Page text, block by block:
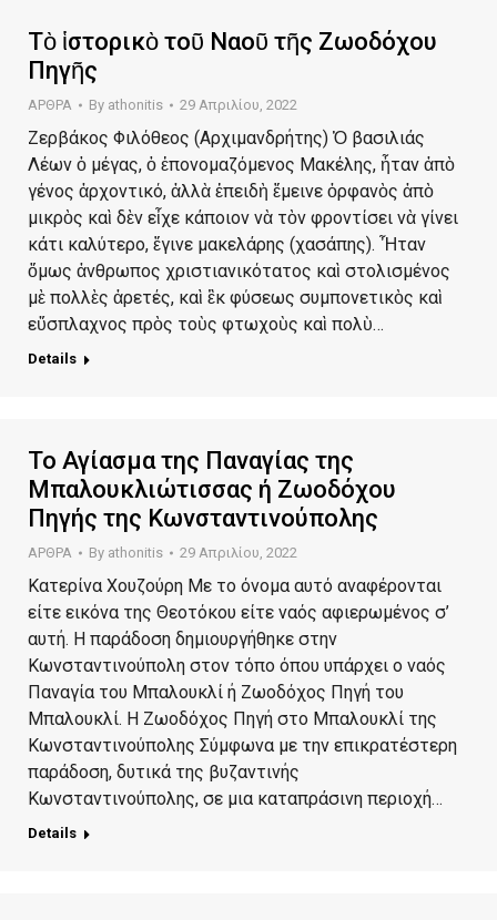
Τὸ ἱστορικὸ τοῦ Ναοῦ τῆς Ζωοδόχου
Πηγῆς
ΑΡΘΡΑ By athonitis 29 Απριλίου, 2022
Ζερβάκος Φιλόθεος (Αρχιμανδρήτης) Ὁ βασιλιάς
Λέων ὁ μέγας, ὁ ἐπονομαζόμενος Μακέλης, ἦταν ἀπὸ
γένος ἀρχοντικό, ἀλλὰ ἐπειδὴ ἔμεινε ὀρφανὸς ἀπὸ
μικρὸς καὶ δὲν εἶχε κάποιον νὰ τὸν φροντίσει νὰ γίνει
κάτι καλύτερο, ἔγινε μακελάρης (χασάπης). Ἦταν
ὄμως ἀνθρωπος χριστιανικότατος καὶ στολισμένος
μὲ πολλὲς ἀρετές, καὶ ἒκ φύσεως συμπονετικὸς καὶ
εὔσπλαχνος πρὸς τοὺς φτωχοὺς καὶ πολὺ…
Details
Το Αγίασμα της Παναγίας της
Μπαλουκλιώτισσας ή Ζωοδόχου
Πηγής της Κωνσταντινούπολης
ΑΡΘΡΑ By athonitis 29 Απριλίου, 2022
Κατερίνα Χουζούρη Με το όνομα αυτό αναφέρονται
είτε εικόνα της Θεοτόκου είτε ναός αφιερωμένος σ’
αυτή. Η παράδοση δημιουργήθηκε στην
Κωνσταντινούπολη στον τόπο όπου υπάρχει ο ναός
Παναγία του Μπαλουκλί ή Ζωοδόχος Πηγή του
Μπαλουκλί. Η Ζωοδόχος Πηγή στο Μπαλουκλί της
Κωνσταντινούπολης Σύμφωνα με την επικρατέστερη
παράδοση, δυτικά της βυζαντινής
Κωνσταντινούπολης, σε μια καταπράσινη περιοχή…
Details